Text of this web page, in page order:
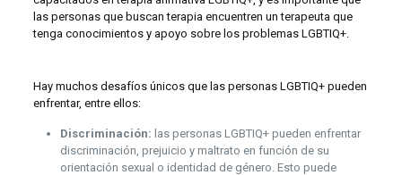
las personas que buscan terapia encuentren un terapeuta que
tenga conocimientos y apoyo sobre los problemas LGBTIQ+.
Hay muchos desafíos únicos que las personas LGBTIQ+ pueden
enfrentar, entre ellos:
Discriminación: las personas LGBTIQ+ pueden enfrentar
discriminación, prejuicio y maltrato en función de su
orientación sexual o identidad de género. Esto puede